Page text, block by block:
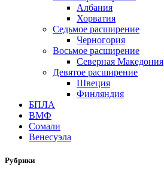
Албания
Хорватия
Седьмое расширение
Черногория
Восьмое расширение
Северная Македония
Девятое расширение
Швеция
Финляндия
БПЛА
ВМФ
Сомали
Венесуэла
Рубрики